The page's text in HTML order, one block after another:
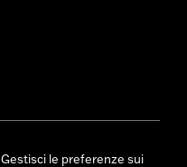
Gestisci le preferenze sui